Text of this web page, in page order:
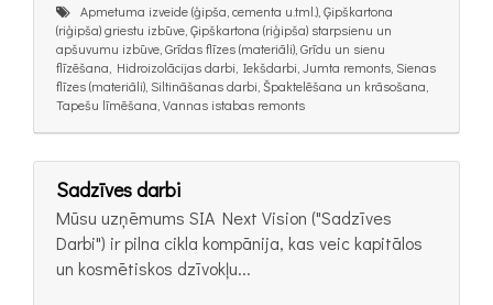
Apmetuma izveide (ģipša, cementa u.tml.), Ģipškartona
(riģipša) griestu izbūve, Ģipškartona (riģipša) starpsienu un
apšuvumu izbūve, Grīdas flīzes (materiāli), Grīdu un sienu
flīzēšana, Hidroizolācijas darbi, Iekšdarbi, Jumta remonts, Sienas
flīzes (materiāli), Siltināšanas darbi, Špaktelēšana un krāsošana,
Tapešu līmēšana, Vannas istabas remonts
Sadzīves darbi
Mūsu uzņēmums SIA Next Vision ("Sadzīves
Darbi") ir pilna cikla kompānija, kas veic kapitālos
un kosmētiskos dzīvokļu...